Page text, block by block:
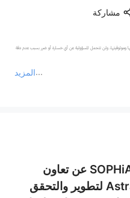
مشاركة
المزيد
ولن تتحمل المسؤولية عن أي خسارة أو ضرر بسبب عدم دقة
ولا تقدم أي التزامات أو ضمانات.
أعلنت شركة SOPHiA GENETICS عن تعاون
عالمي مع شركة AstraZeneca لتطوير والتحقق